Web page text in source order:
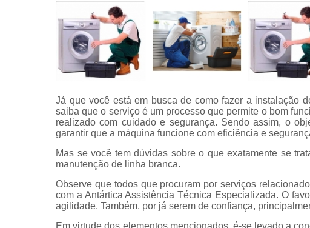
Assistências
técnicas de
microondas
Conserto de
máquinas de
lavar
Consertos de
adega
Consertos de
expositoras
fogões
Instalação de
Já que você está em busca de como fazer a instalação
saiba que o serviço é um processo que permite o bom
realizado com cuidado e segurança. Sendo assim, o
garantir que a máquina funcione com eficiência e
Mas se você tem dúvidas sobre o que exatamente se
manutenção de linha branca.
Observe que todos que procuram por serviços
com a Antártica Assistência Técnica Especializada. O
agilidade. Também, por já serem de confiança,
Em virtude dos elementos mencionados, é-se levado a